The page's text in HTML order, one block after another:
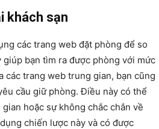
khách sạn
các trang web đặt phòng để so
giúp bạn tìm ra được phòng với mức
các trang web trung gian, bạn cũng
cầu giữ phòng. Điều này có thể
hoặc sự không chắc chắn về
chiến lược này và có được